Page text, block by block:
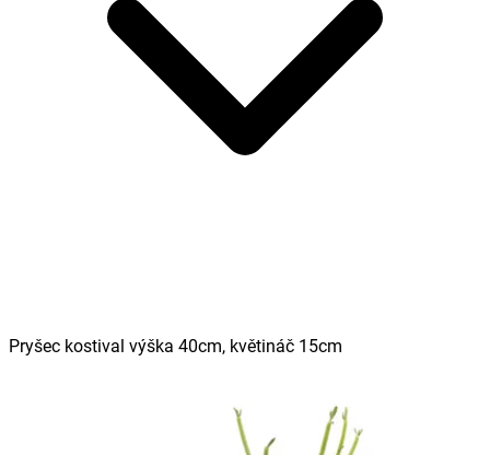
Pryšec kostival výška 40cm, květináč 15cm